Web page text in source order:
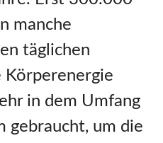
manche
täglichen
Körperenergie
in dem Umfang
gebraucht, um die